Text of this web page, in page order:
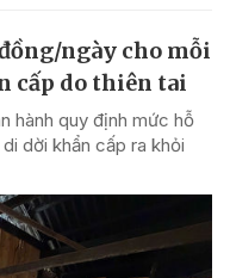
ngày cho mỗi
cấp do thiên tai
hành quy định mức hỗ
dời khẩn cấp ra khỏi